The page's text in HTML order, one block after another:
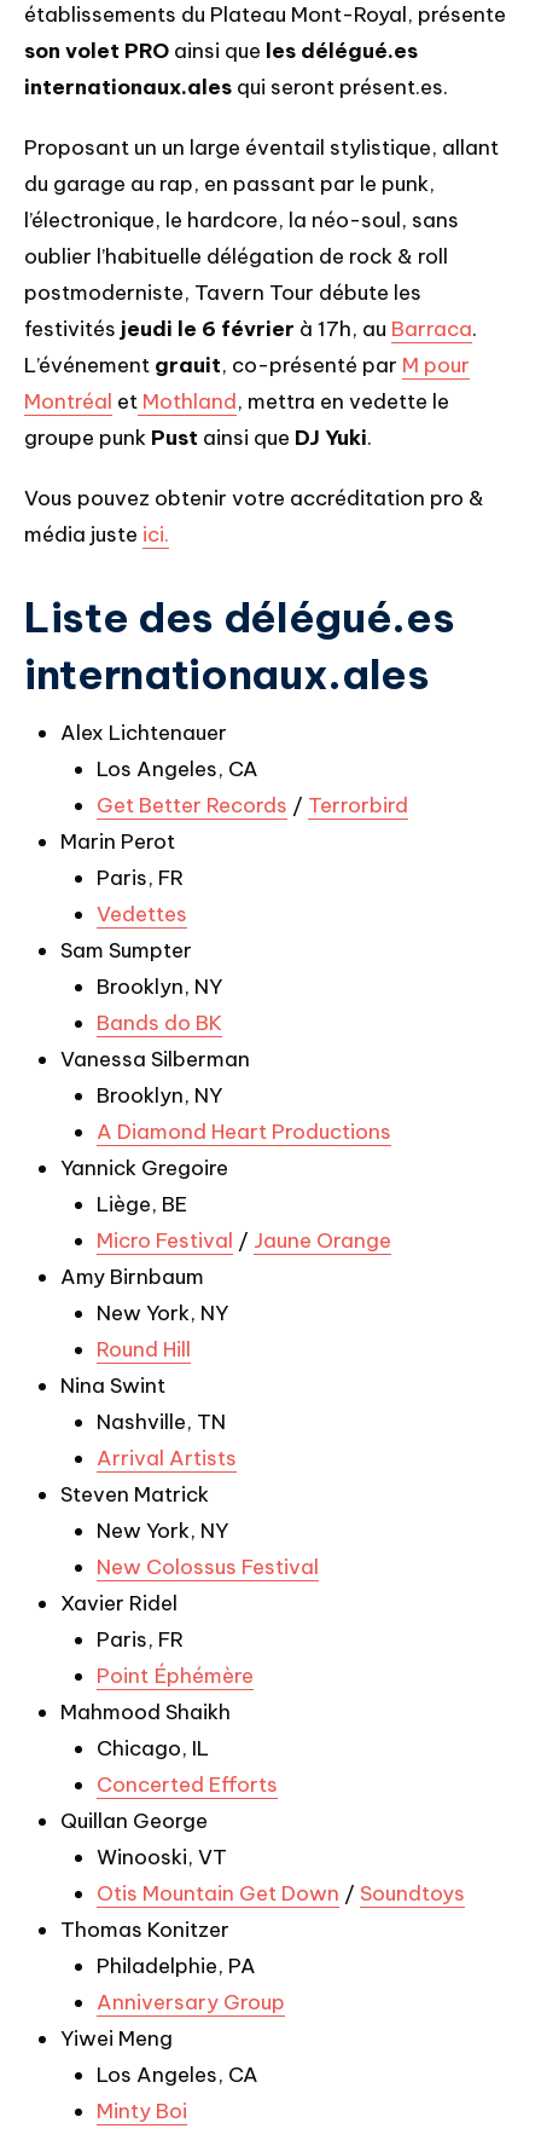
établissements du Plateau Mont-Royal, présente
son volet PRO ainsi que les délégué.es
internationaux.ales qui seront présent.es.
Proposant un un large éventail stylistique, allant
du garage au rap, en passant par le punk,
l’électronique, le hardcore, la néo-soul, sans
oublier l’habituelle délégation de rock & roll
postmoderniste, Tavern Tour débute les
festivités jeudi le 6 février à 17h, au Barraca.
L’événement grauit, co-présenté par M pour
Montréal et Mothland, mettra en vedette le
groupe punk Pust ainsi que DJ Yuki.
Vous pouvez obtenir votre accréditation pro &
média juste ici.
Liste des délégué.es
internationaux.ales
Alex Lichtenauer
Los Angeles, CA
Get Better Records / Terrorbird
Marin Perot
Paris, FR
Vedettes
Sam Sumpter
Brooklyn, NY
Bands do BK
Vanessa Silberman
Brooklyn, NY
A Diamond Heart Productions
Yannick Gregoire
Liège, BE
Micro Festival / Jaune Orange
Amy Birnbaum
New York, NY
Round Hill
Nina Swint
Nashville, TN
Arrival Artists
Steven Matrick
New York, NY
New Colossus Festival
Xavier Ridel
Paris, FR
Point Éphémère
Mahmood Shaikh
Chicago, IL
Concerted Efforts
Quillan George
Winooski, VT
Otis Mountain Get Down / Soundtoys
Thomas Konitzer
Philadelphie, PA
Anniversary Group
Yiwei Meng
Los Angeles, CA
Minty Boi